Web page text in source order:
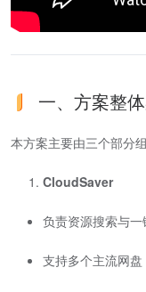
一、方案整
本方案主要由三个部分
CloudSaver
负责资源搜索与
支持多个主流网盘